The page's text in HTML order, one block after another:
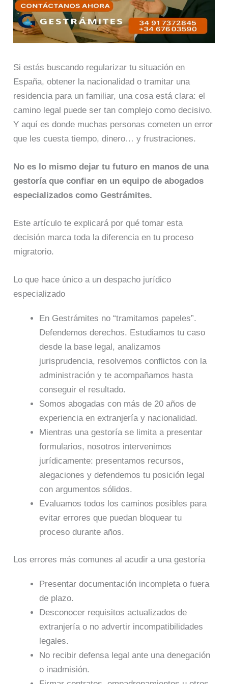
Si estás buscando regularizar tu situación en
España, obtener la nacionalidad o tramitar una
residencia para un familiar, una cosa está clara: el
camino legal puede ser tan complejo como decisivo.
Y aquí es donde muchas personas cometen un error
que les cuesta tiempo, dinero… y frustraciones.
No es lo mismo dejar tu futuro en manos de una
gestoría que confiar en un equipo de abogados
especializados como Gestrámites.
Este artículo te explicará por qué tomar esta
decisión marca toda la diferencia en tu proceso
migratorio.
Lo que hace único a un despacho jurídico
especializado
En Gestrámites no “tramitamos papeles”.
Defendemos derechos. Estudiamos tu caso
desde la base legal, analizamos
jurisprudencia, resolvemos conflictos con la
administración y te acompañamos hasta
conseguir el resultado.
Somos abogadas con más de 20 años de
experiencia en extranjería y nacionalidad.
Mientras una gestoría se limita a presentar
formularios, nosotros intervenimos
jurídicamente: presentamos recursos,
alegaciones y defendemos tu posición legal
con argumentos sólidos.
Evaluamos todos los caminos posibles para
evitar errores que puedan bloquear tu
proceso durante años.
Los errores más comunes al acudir a una gestoría
Presentar documentación incompleta o fuera
de plazo.
Desconocer requisitos actualizados de
extranjería o no advertir incompatibilidades
legales.
No recibir defensa legal ante una denegación
o inadmisión.